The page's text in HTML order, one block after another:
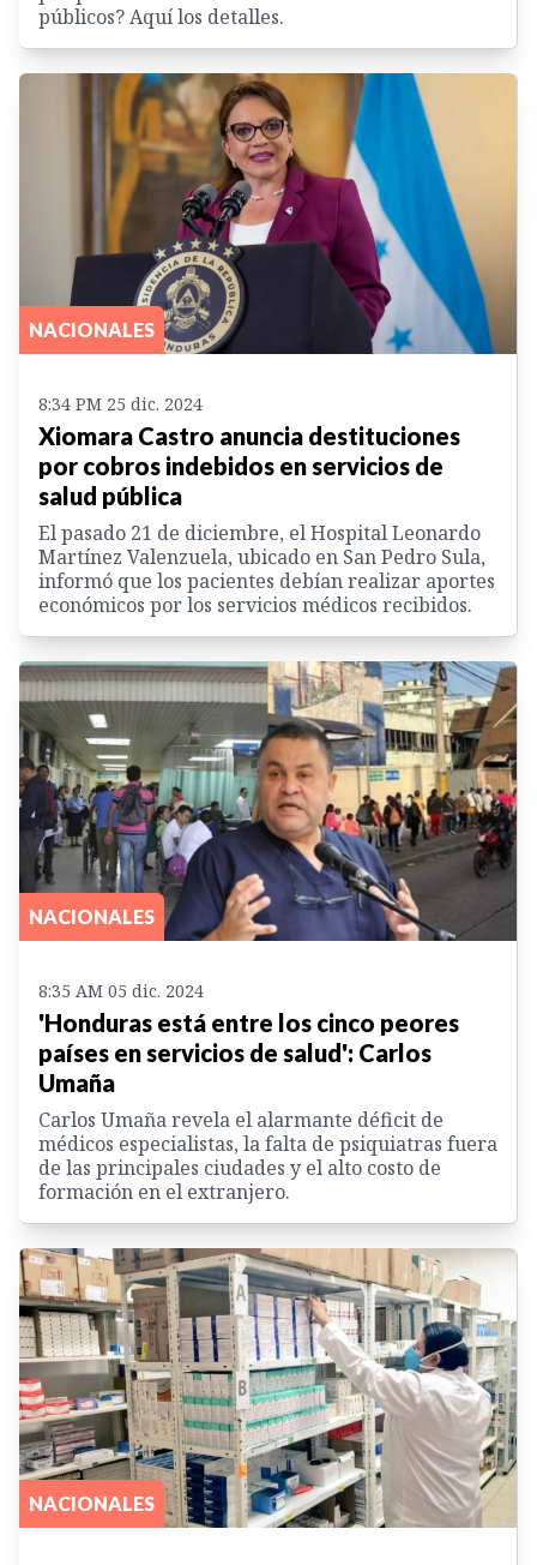
públicos? Aquí los detalles.
NACIONALES
8:34 PM 25 dic. 2024
Xiomara Castro anuncia destituciones
por cobros indebidos en servicios de
salud pública
El pasado 21 de diciembre, el Hospital Leonardo
Martínez Valenzuela, ubicado en San Pedro Sula,
informó que los pacientes debían realizar aportes
económicos por los servicios médicos recibidos.
NACIONALES
8:35 AM 05 dic. 2024
'Honduras está entre los cinco peores
países en servicios de salud': Carlos
Umaña
Carlos Umaña revela el alarmante déficit de
médicos especialistas, la falta de psiquiatras fuera
de las principales ciudades y el alto costo de
formación en el extranjero.
NACIONALES